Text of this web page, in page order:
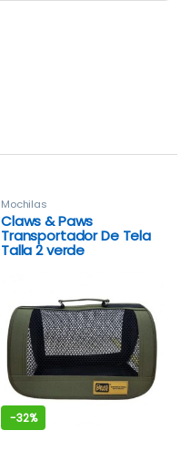
Mochilas
Claws & Paws
Transportador De Tela
Talla 2 verde
-32%